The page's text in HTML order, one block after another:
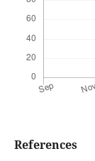
References